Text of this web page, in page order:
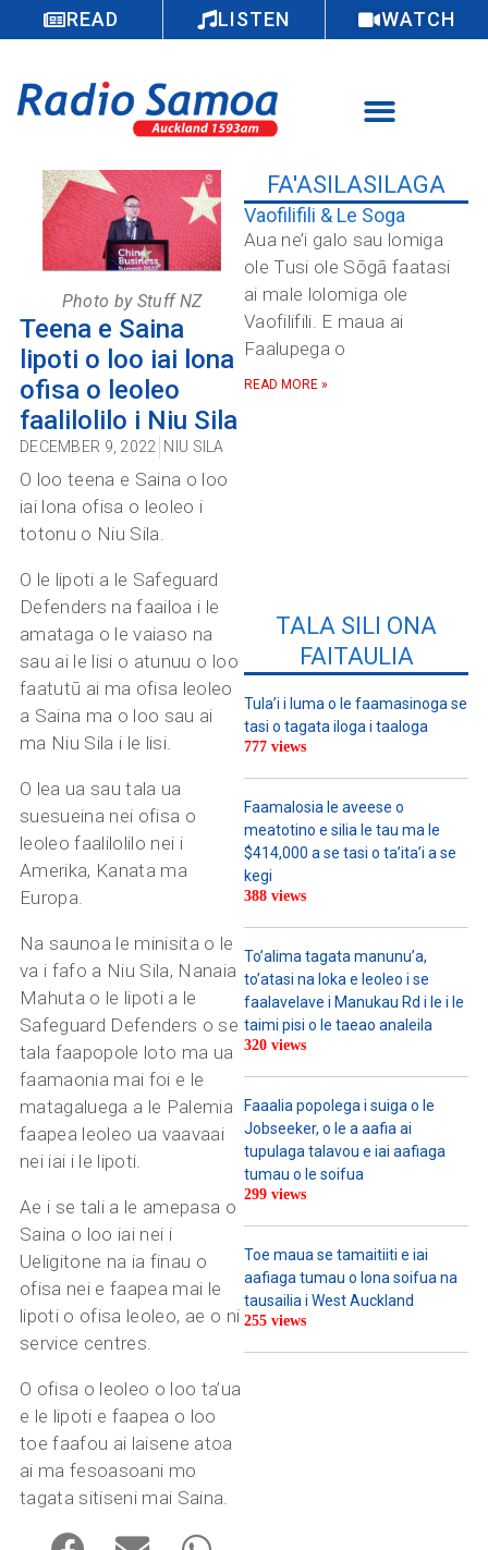
READ LISTEN WATCH
Photo by Stuff NZ
Teena e Saina
lipoti o loo iai lona
ofisa o leoleo
faalilolilo i Niu Sila
DECEMBER 9, 2022 NIU SILA
O loo teena e Saina o loo
iai lona ofisa o leoleo i
totonu o Niu Sila.
O le lipoti a le Safeguard
Defenders na faailoa i le
amataga o le vaiaso na
sau ai le lisi o atunuu o loo
faatutū ai ma ofisa leoleo
a Saina ma o loo sau ai
ma Niu Sila i le lisi.
O lea ua sau tala ua
suesueina nei ofisa o
leoleo faalilolilo nei i
Amerika, Kanata ma
Europa.
Na saunoa le minisita o le
va i fafo a Niu Sila, Nanaia
Mahuta o le lipoti a le
Safeguard Defenders o se
tala faapopole loto ma ua
faamaonia mai foi e le
matagaluega a le Palemia
faapea leoleo ua vaavaai
nei iai i le lipoti.
Ae i se tali a le amepasa o
Saina o loo iai nei i
Ueligitone na ia finau o
ofisa nei e faapea mai le
lipoti o ofisa leoleo, ae o ni
service centres.
O ofisa o leoleo o loo ta’ua
e le lipoti e faapea o loo
toe faafou ai laisene atoa
ai ma fesoasoani mo
tagata sitiseni mai Saina.
FA'ASILASILAGA
Vaofilifili & Le Soga
Aua ne’i galo sau lomiga
ole Tusi ole Sōgā faatasi
ai male lolomiga ole
Vaofilifili. E maua ai
Faalupega o
READ MORE »
TALA SILI ONA
FAITAULIA
Tula’i i luma o le faamasinoga se
tasi o tagata iloga i taaloga
777 views
Faamalosia le aveese o
meatotino e silia le tau ma le
$414,000 a se tasi o ta’ita’i a se
kegi
388 views
To’alima tagata manunu’a,
to’atasi na loka e leoleo i se
faalavelave i Manukau Rd i le i le
taimi pisi o le taeao analeila
320 views
Faaalia popolega i suiga o le
Jobseeker, o le a aafia ai
tupulaga talavou e iai aafiaga
tumau o le soifua
299 views
Toe maua se tamaitiiti e iai
aafiaga tumau o lona soifua na
tausailia i West Auckland
255 views